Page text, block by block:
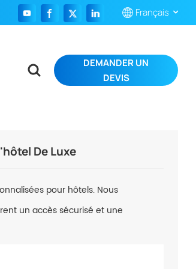
Français
English
DEMANDER UN
DEVIS
De Luxe
pour hôtels. Nous
un accès sécurisé et une